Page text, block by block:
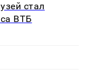
стал
ВТБ